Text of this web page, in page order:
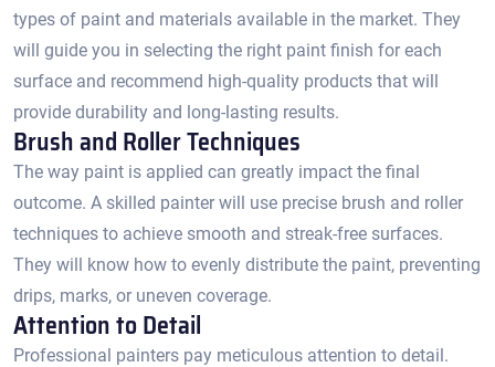
types of paint and materials available in the market. They
will guide you in selecting the right paint finish for each
surface and recommend high-quality products that will
provide durability and long-lasting results.​
Brush and Roller Techniques
The way paint is applied can greatly impact the final
outcome.​ A skilled painter will use precise brush and roller
techniques to achieve smooth and streak-free surfaces.​
They will know how to evenly distribute the paint, preventing
drips, marks, or uneven coverage.​
Attention to Detail
Professional painters pay meticulous attention to detail.​